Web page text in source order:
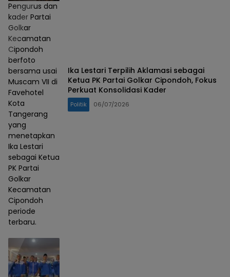
Pengurus dan
kader Partai
Golkar
Kecamatan
Cipondoh
berfoto
bersama usai
Muscam VII di
Favehotel
Kota
Tangerang
yang
menetapkan
Ika Lestari
sebagai Ketua
PK Partai
Golkar
Kecamatan
Cipondoh
periode
terbaru.
Ika Lestari Terpilih Aklamasi sebagai
Ketua PK Partai Golkar Cipondoh, Fokus
Perkuat Konsolidasi Kader
Politik 06/07/2026